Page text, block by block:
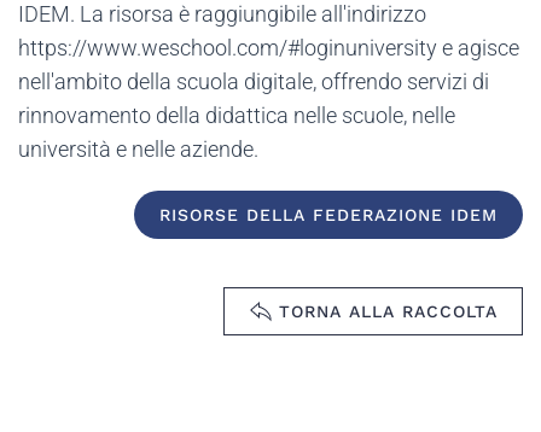
IDEM. La risorsa è raggiungibile all'indirizzo
https://www.weschool.com/#loginuniversity e agisce
nell'ambito della scuola digitale, offrendo servizi di
rinnovamento della didattica nelle scuole, nelle
università e nelle aziende.
RISORSE DELLA FEDERAZIONE IDEM
TORNA ALLA RACCOLTA